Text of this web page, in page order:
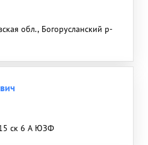
обл., Богорусланский р-
ск 6 А ЮЗФ